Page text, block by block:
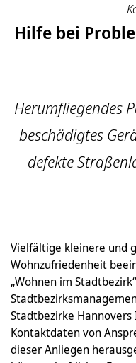
Hilfe bei
Herumfliegendes
beschädigtes
defekte
Vielfältige kleinere und
Wohnzufriedenheit
„Wohnen im
Stadtbezirke
Kontaktdaten von
dieser Anliegen